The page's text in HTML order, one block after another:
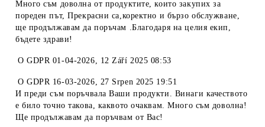
Много съм доволна от продуктите, които закупих за
пореден път, Прекрасни са,коректно и бързо обслужване,
ще продължавам да поръчам .Благодаря на целия екип,
бъдете здрави!
OGDPR 01-04-2026, 12 Září 2025 08:53
OGDPR 16-03-2026, 27 Srpen 2025 19:51
И преди съм поръчвала Ваши продукти. Винаги качеството
е било точно такова, каквото очаквам. Много съм доволна!
Ще продължавам да поръчвам от Вас!